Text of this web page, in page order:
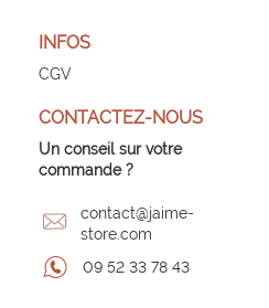
INFOS
CGV
CONTACTEZ-NOUS
Un conseil sur votre
commande ?
contact@jaime-
store.com
09 52 33 78 43